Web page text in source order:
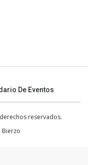
De Eventos
reservados.
Bierzo